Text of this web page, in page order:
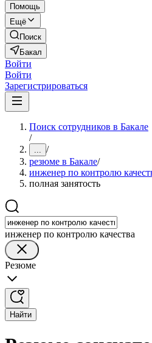
Помощь
Ещё
Поиск
Бакал
Войти
Войти
Зарегистрироваться
Поиск сотрудников в Бакале
/
... /
резюме в Бакале/
инженер по контролю
полная занятость
инженер по контролю качества
Резюме
Найти